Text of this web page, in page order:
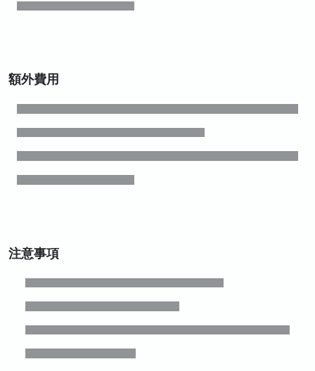
額外費用
注意事項